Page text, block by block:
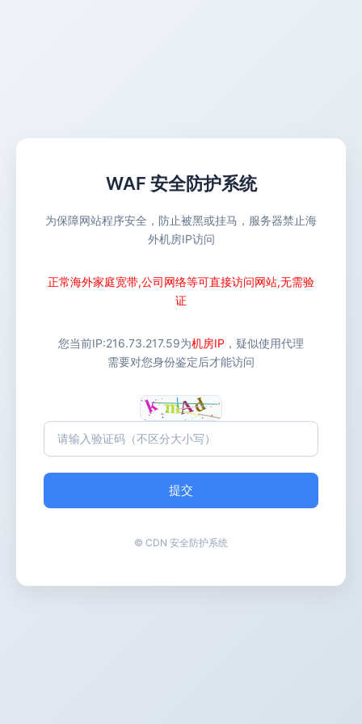
WAF 安全防护系统
为保障网站程序安全，防止被黑或挂马，服务器禁止海
外机房IP访问
正常海外家庭宽带,公司网络等可直接访问网站,无需验
证
您当前IP:216.73.217.59为机房IP ，疑似使用代理
需要对您身份鉴定后才能访问
提交
© CDN 安全防护系统